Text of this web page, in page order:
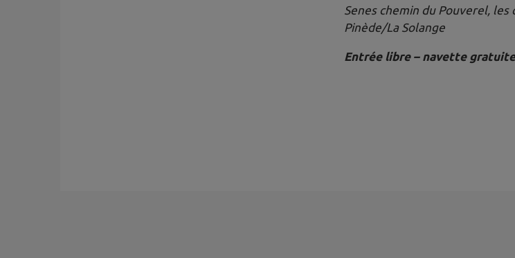
Senes chemin du Pouverel,
Pinède/La Solange
Entrée libre – navette